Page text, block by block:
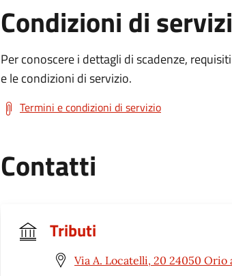
Condizioni di
Per conoscere i dettagli di scadenze,
e le condizioni di servizio.
Termini e condizioni di servizio
Contatti
Tributi
Via A. Locatelli, 20 24050 Orio